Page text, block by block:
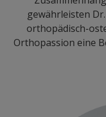
gewährleisten
orthopädisch-
Orthopassion eine